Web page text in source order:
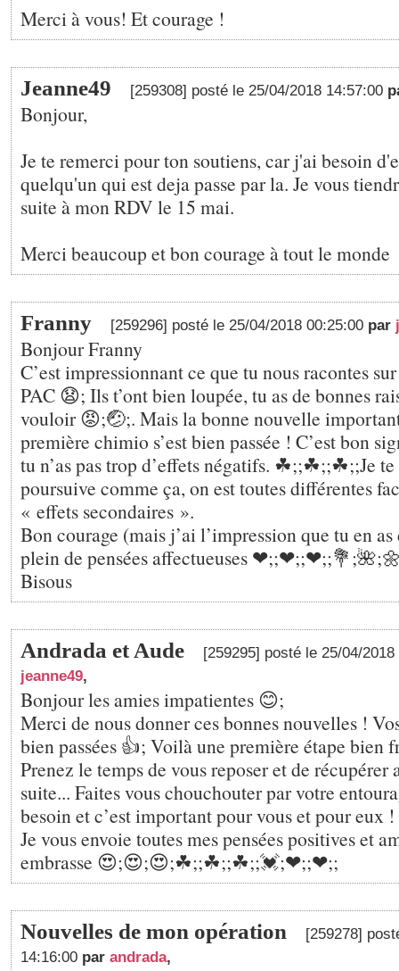
Merci à vous! Et courage !
Jeanne49 [259308] posté le 25/04/2018 14:57:00
Bonjour,
Je te remerci pour ton soutiens, car j'ai besoin
quelqu'un qui est deja passe par la. Je vous
suite à mon RDV le 15 mai.
Merci beaucoup et bon courage à tout le monde
Franny [259296] posté le 25/04/2018 00:25:00 par
Bonjour Franny
C’est impressionnant ce que tu nous racontes
PAC 😧; Ils t’ont bien loupée, tu as de bonnes
vouloir 😡;🤕;. Mais la bonne nouvelle
première chimio s’est bien passée ! C’est bon
tu n’as pas trop d’effets négatifs. ☘;️;☘;️;☘;️;Je te
poursuive comme ça, on est toutes différentes
« effets secondaires ».
Bon courage (mais j’ai l’impression que tu en
plein de pensées affectueuses
Bisous
Andrada et Aude
[259295] posté le 25/04/
jeanne49,
Bonjour les amies impatientes 😊;
Merci de nous donner ces bonnes nouvelles !
bien passées 👍; Voilà une première étape bien
Prenez le temps de vous reposer et de récupérer
suite... Faites vous chouchouter par votre
besoin et c’est important pour vous et pour eux !
Je vous envoie toutes mes pensées positives et
embrasse 😍;😍;😍;☘;️;☘;️;☘;️;💓;❤;️;❤;️;
Nouvelles de mon opération
[259278]
14:16:00 par andrada,